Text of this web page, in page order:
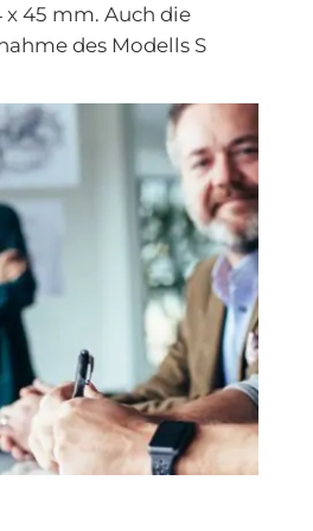
x 45 mm. Auch die
des Modells S